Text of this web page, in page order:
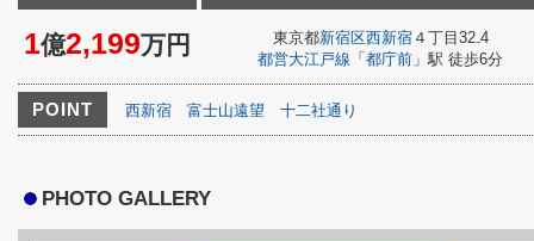
1億2,199万円 東京都新宿区西新宿４丁目32₋4
都営大江戸線 「 都庁前 」駅 徒歩6分
POINT 西新宿 富士山遠望 十二社通り
PHOTO GALLERY